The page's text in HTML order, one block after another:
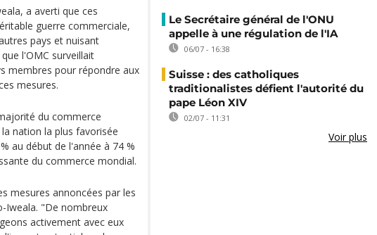
a averti que ces
guerre commerciale,
pays et nuisant
l'OMC surveillait
membres pour répondre aux
mesures.
du commerce
nation la plus favorisée
au début de l'année à 74 %
du commerce mondial.
mesures annoncées par les
Iweala. "De nombreux
activement avec eux
Le Secrétaire général de l'ONU
appelle à une régulation de l'IA
06/07 - 16:38
Suisse : des catholiques
traditionalistes défient l'autorité du
pape Léon XIV
02/07 - 11:31
Voir plus